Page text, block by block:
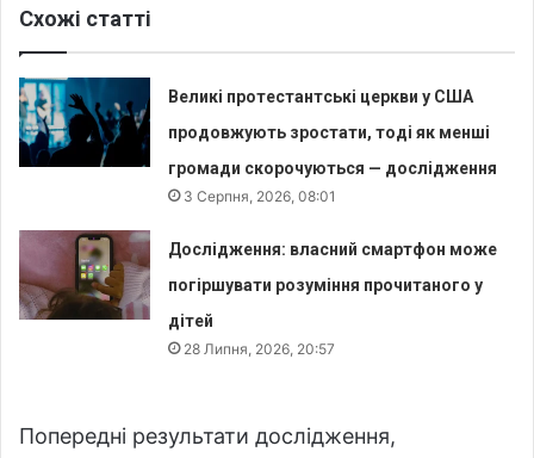
Схожі статті
Великі протестантські церкви у США
продовжують зростати, тоді як менші
громади скорочуються — дослідження
3 Серпня, 2026, 08:01
Дослідження: власний смартфон може
погіршувати розуміння прочитаного у
дітей
28 Липня, 2026, 20:57
Попередні результати дослідження,